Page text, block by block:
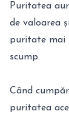
Puritatea
de valoarea
puritate mai
scump.
Când
puritatea